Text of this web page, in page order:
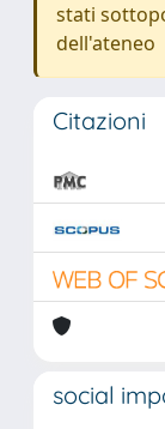
stati
dell'ateneo
Citazioni
social